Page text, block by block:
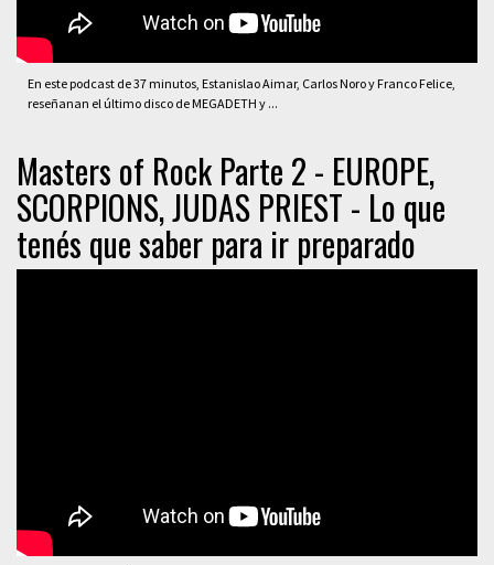
En este podcast de 37 minutos, Estanislao Aimar, Carlos Noro y Franco Felice,
reseñanan el último disco de MEGADETH y ...
Masters of Rock Parte 2 - EUROPE,
SCORPIONS, JUDAS PRIEST - Lo que
tenés que saber para ir preparado